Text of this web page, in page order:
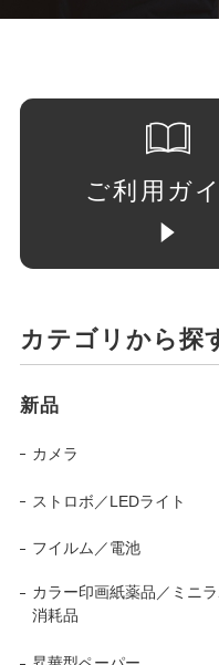
ご利用ガ
カテゴリから探
新品
カメラ
ストロボ／LEDライト
フイルム／電池
カラー印画紙薬品／ミニ
消耗品